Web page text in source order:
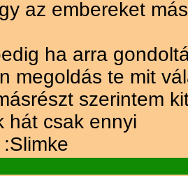
az embereket
ha arra
megoldás te mit
szerintem
hát csak ennyi